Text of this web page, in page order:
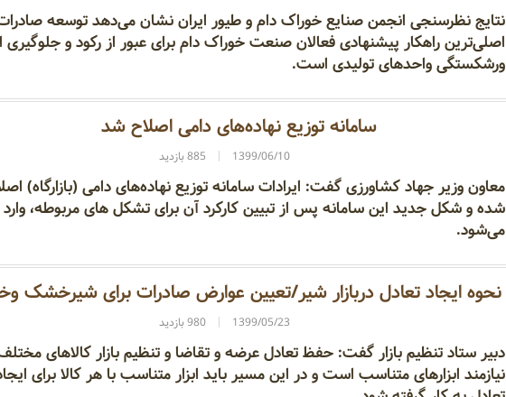
نتایج نظرسنجی انجمن صنایع خوراک دام و طیور ایران نشان می‌دهد توسعه
اصلی‌ترین راهکار پیشنهادی فعالان صنعت خوراک دام برای عبور از رکود و جلوگیری
ورشکستگی واحدهای تولیدی است.
سامانه توزیع نهاده‌های دامی اصلاح شد
1399/06/10 885 بازدید
معاون وزیر جهاد کشاورزی گفت: ایرادات سامانه توزیع نهاده‌های دامی (بازارگاه)
شده و شکل جدید این سامانه پس از تبیین کارکرد آن برای تشکل ‌های مربوطه، وارد
می‌شود.
نحوه ایجاد تعادل دربازار شیر/تعیین عوارض صادرات برای شیرخشک
1399/05/23 980 بازدید
دبیر ستاد تنظیم بازار گفت: حفظ تعادل عرضه و تقاضا و تنظیم بازار کالاهای
نیازمند ابزارهای متناسب است و در این مسیر باید ابزار متناسب با هر کالا برای